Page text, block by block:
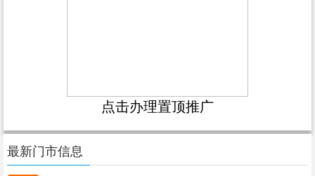
点击办理置顶推广
最新门市信息